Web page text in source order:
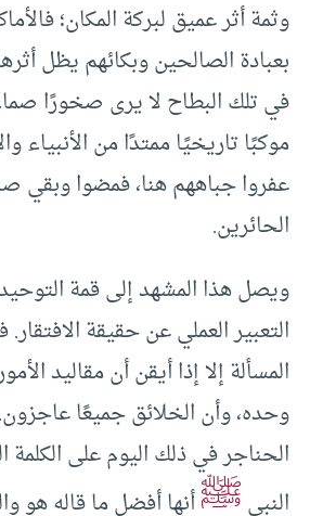
وثمة أثر عميق لبركة المكان؛
بعبادة الصالحين وبكائهم يظل
في تلك البطاح لا يرى صخورًا
موكبًا تاريخيًا ممتدًا من الأنبياء
عفروا جباههم هنا، فمضوا وبقي
الحائرين.
ويصل هذا المشهد إلى قمة
التعبير العملي عن حقيقة
المسألة إلا إذا أيقن أن مقاليد
وحده، وأن الخلائق جميعًا
الحناجر في ذلك اليوم على الكلمة
النبيﷺأنها أفضل ما قاله هو